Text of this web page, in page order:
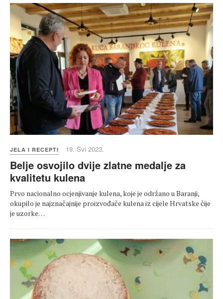
JELA I RECEPTI 19. Svi 2023.
Belje osvojilo dvije zlatne medalje za
kvalitetu kulena
Prvo nacionalno ocjenjivanje kulena, koje je održano u Baranji,
okupilo je najznačajnije proizvođače kulena iz cijele Hrvatske čije
je uzorke…